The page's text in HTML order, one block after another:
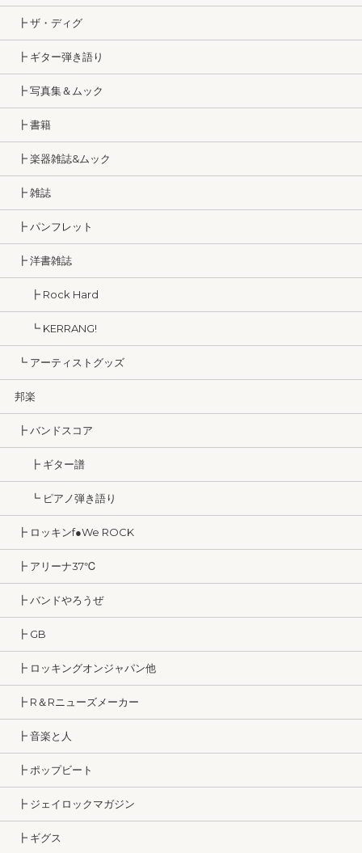
┣ ザ・ディグ
┣ ギター弾き語り
┣ 写真集＆ムック
┣ 書籍
┣ 楽器雑誌&ムック
┣ 雑誌
┣ パンフレット
┣ 洋書雑誌
┣ Rock Hard
┗ KERRANG!
┗ アーティストグッズ
邦楽
┣ バンドスコア
┣ ギター譜
┗ ピアノ弾き語り
┣ ロッキンf●We ROCK
┣ アリーナ37℃
┣ バンドやろうぜ
┣ GB
┣ ロッキングオンジャパン他
┣ R＆Rニューズメーカー
┣ 音楽と人
┣ ポップビート
┣ ジェイロックマガジン
┣ ギグス